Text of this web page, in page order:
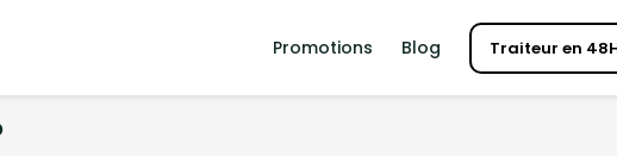
Promotions Blog Traiteur en